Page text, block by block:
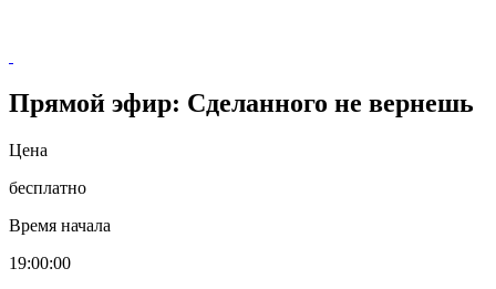
Прямой эфир: Сделанного не вернешь
Цена
бесплатно
Время начала
19:00:00